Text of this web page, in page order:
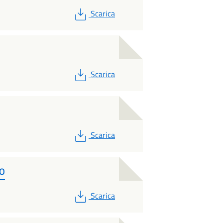
PDF
Scarica
PDF
Scarica
PDF
Scarica
PDF
Scarica